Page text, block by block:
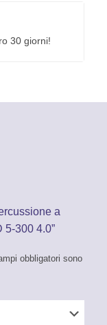
30 giorni!
a
5-300 4.0”
obbligatori sono